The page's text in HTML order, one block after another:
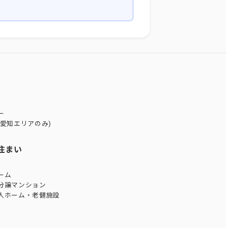
知エリアのみ)
まい
ム
譲マンション
ホーム・老健施設